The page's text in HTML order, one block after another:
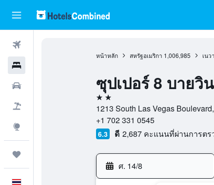
หน้าหลัก สหรัฐอเมริกา 1,006,985 เนว
ซุปเปอร์ 8 บาย
2 ดาว
1213 South Las Vegas
+1 702 331 0545
6.3 ดี 2,687 คะแนนที่ผ่านการตร
ศ. 14/8